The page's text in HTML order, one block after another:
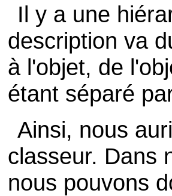
Il y a une
description va
à l'objet, de
étant séparé
Ainsi, nous
classeur. Dans
nous pouvons